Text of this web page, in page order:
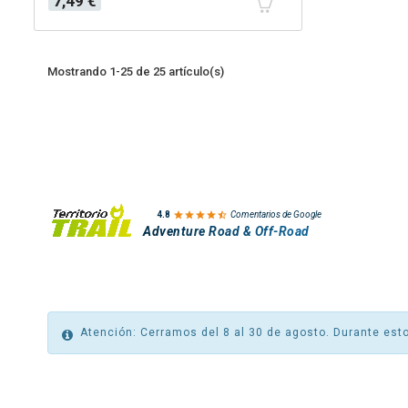
Mostrando 1-25 de 25 artículo(s)
4.8  Comentarios de Google
Adventure Road & Off-Road
Atención: Cerramos del 8 al 30 de agosto. Durante